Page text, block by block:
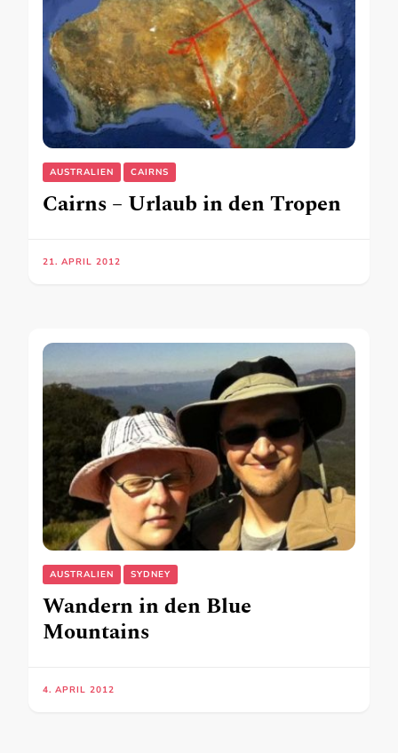
AUSTRALIEN CAIRNS
Cairns – Urlaub in den Tropen
21. APRIL 2012
AUSTRALIEN SYDNEY
Wandern in den Blue
Mountains
4. APRIL 2012